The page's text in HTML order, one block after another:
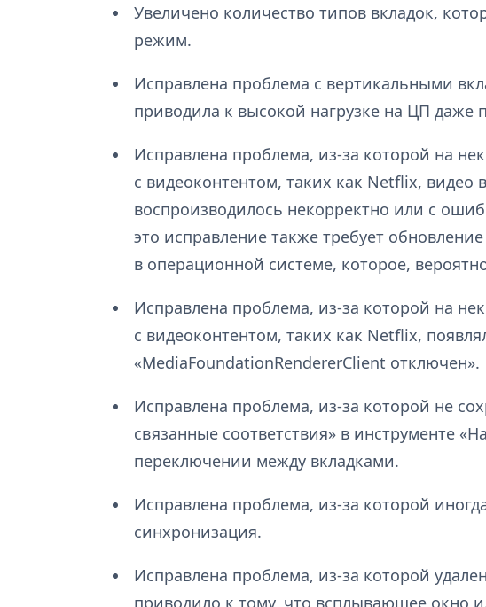
Увеличено количество типов вкладок,
режим.
Исправлена проблема с вертикальными
приводила к высокой нагрузке на ЦП даже
Исправлена проблема, из-за которой на
с видеоконтентом, таких как Netflix, видео
воспроизводилось некорректно или с
это исправление также требует
в операционной системе, которое,
Исправлена проблема, из-за которой на
с видеоконтентом, таких как Netflix,
«MediaFoundationRendererClient отключен».
Исправлена проблема, из-за которой не
связанные соответствия» в инструменте
переключении между вкладками.
Исправлена проблема, из-за которой
синхронизация.
Исправлена проблема, из-за которой
приводило к тому, что всплывающее окно